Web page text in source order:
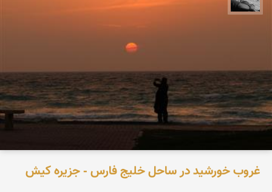
غروب خورشید در ساحل خلیج فارس - جزیره کیش